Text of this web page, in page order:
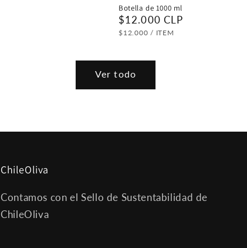
Botella de 1000 ml
Precio
habitual
$12.000 CLP
PRECIO
$12.000 / POR
ITEM
Ver todo
ChileOliva
Contamos con el Sello de Sustentabilidad de
ChileOliva